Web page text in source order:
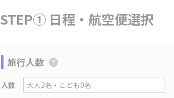
STEP① 日程・航空便選択
旅行人数
人数